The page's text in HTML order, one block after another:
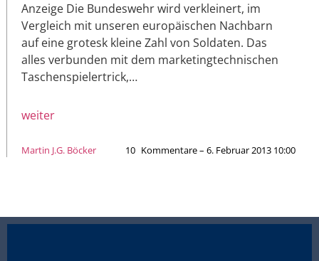
Anzeige Die Bundeswehr wird verkleinert, im
Vergleich mit unseren europäischen Nachbarn
auf eine grotesk kleine Zahl von Soldaten. Das
alles verbunden mit dem marketingtechnischen
Taschenspielertrick,…
weiter
Martin J.G. Böcker 10 Kommentare – 6. Februar 2013 10:00